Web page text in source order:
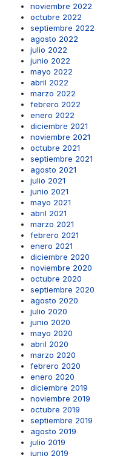
noviembre 2022
octubre 2022
septiembre 2022
agosto 2022
julio 2022
junio 2022
mayo 2022
abril 2022
marzo 2022
febrero 2022
enero 2022
diciembre 2021
noviembre 2021
octubre 2021
septiembre 2021
agosto 2021
julio 2021
junio 2021
mayo 2021
abril 2021
marzo 2021
febrero 2021
enero 2021
diciembre 2020
noviembre 2020
octubre 2020
septiembre 2020
agosto 2020
julio 2020
junio 2020
mayo 2020
abril 2020
marzo 2020
febrero 2020
enero 2020
diciembre 2019
noviembre 2019
octubre 2019
septiembre 2019
agosto 2019
julio 2019
junio 2019